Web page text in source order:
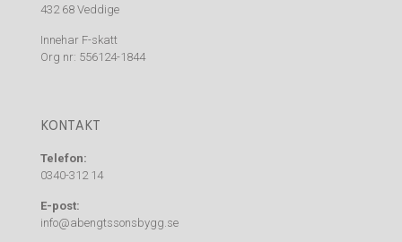
432 68 Veddige
Innehar F-skatt
Org nr: 556124-1844
KONTAKT
Telefon:
0340-312 14
E-post:
info@abengtssonsbygg.se